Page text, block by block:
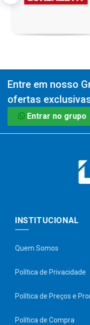
Entre em nosso
ofertas
Entrar no grupo
INSTITUCIONAL
Quem Somos
Política de Privacidade
Política de Preços e
Política de Compra